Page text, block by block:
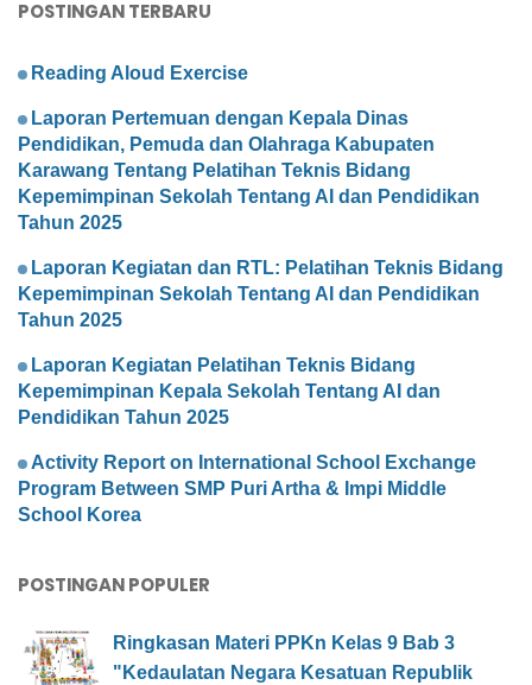
POSTINGAN TERBARU
Reading Aloud Exercise
Laporan Pertemuan dengan Kepala Dinas
Pendidikan, Pemuda dan Olahraga Kabupaten
Karawang Tentang Pelatihan Teknis Bidang
Kepemimpinan Sekolah Tentang AI dan Pendidikan
Tahun 2025
Laporan Kegiatan dan RTL: Pelatihan Teknis Bidang
Kepemimpinan Sekolah Tentang AI dan Pendidikan
Tahun 2025
Laporan Kegiatan Pelatihan Teknis Bidang
Kepemimpinan Kepala Sekolah Tentang AI dan
Pendidikan Tahun 2025
Activity Report on International School Exchange
Program Between SMP Puri Artha & Impi Middle
School Korea
POSTINGAN POPULER
Ringkasan Materi PPKn Kelas 9 Bab 3
"Kedaulatan Negara Kesatuan Republik